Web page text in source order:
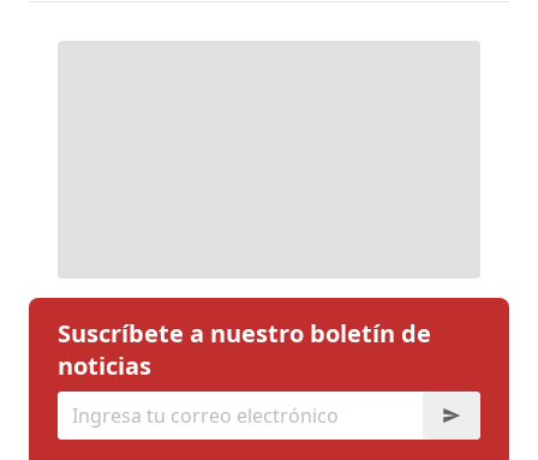
Suscríbete a nuestro boletín de
noticias